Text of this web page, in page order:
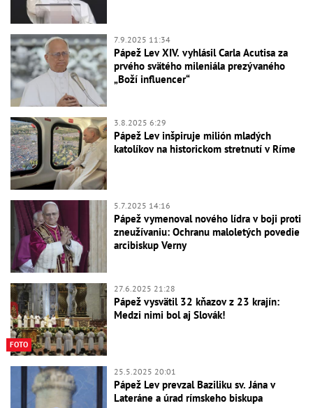
7.9.2025 11:34
Pápež Lev XIV. vyhlásil Carla Acutisa za
prvého svätého mileniála prezývaného
„Boží influencer“
3.8.2025 6:29
Pápež Lev inšpiruje milión mladých
katolíkov na historickom stretnutí v Ríme
5.7.2025 14:16
Pápež vymenoval nového lídra v boji proti
zneužívaniu: Ochranu maloletých povedie
arcibiskup Verny
FOTO
27.6.2025 21:28
Pápež vysvätil 32 kňazov z 23 krajín:
Medzi nimi bol aj Slovák!
25.5.2025 20:01
Pápež Lev prevzal Baziliku sv. Jána v
Lateráne a úrad rímskeho biskupa